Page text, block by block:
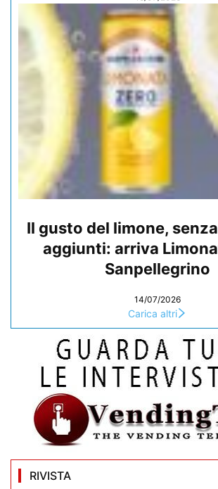
Il gusto del limone,
aggiunti: arriva
Sanpellegrino
14/07/2026
Carica altri
RIVISTA